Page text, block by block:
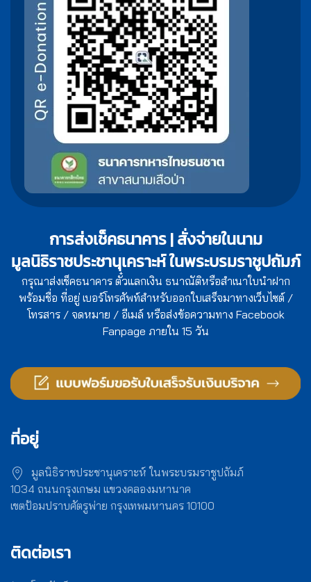
การส่งเช็คธนาคาร | สั่งจ่ายในนาม
มูลนิธิราชประชานุเคราะห์ ในพระบรมราชูปถัมภ์
กรุณาส่งเช็คธนาคาร ตั๋วแลกเงิน ธนาณัติหรือสำเนาใบนำฝาก
พร้อมชื่อ ที่อยู่ เบอร์โทรศัพท์สำหรับออกใบเสร็จมาทางเว็บไซต์ /
โทรสาร / จดหมาย / อีเมล์ หรือส่งข้อความทาง Facebook
Fanpage ภายใน 15 วัน
ที่อยู่
มูลนิธิราชประชานุเคราะห์ ในพระบรมราชูปถัมภ์
1034 ถนนกรุงเกษม แขวงคลองมหานาค
เขตป้อมปราบศัตรูพ่าย กรุงเทพมหานคร 10100
ติดต่อเรา